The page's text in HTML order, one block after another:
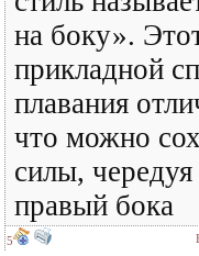
на боку».
прикладной
плавания
что можно
силы,
правый бока
5